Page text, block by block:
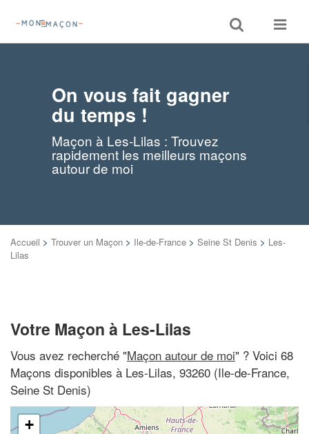
Toggle
search
Toggle
On vous fait gagner
du temps !
Maçon à Les-Lilas : Trouvez
rapidement les meilleurs maçons
autour de moi
Accueil > Trouver un Maçon > Ile-de-France > Seine St Denis > Les-
Lilas
Votre Maçon à Les-Lilas
Vous avez recherché "Maçon autour de moi" ? Voici 68
Maçons disponibles à Les-Lilas, 93260 (Ile-de-France,
Seine St Denis)
+